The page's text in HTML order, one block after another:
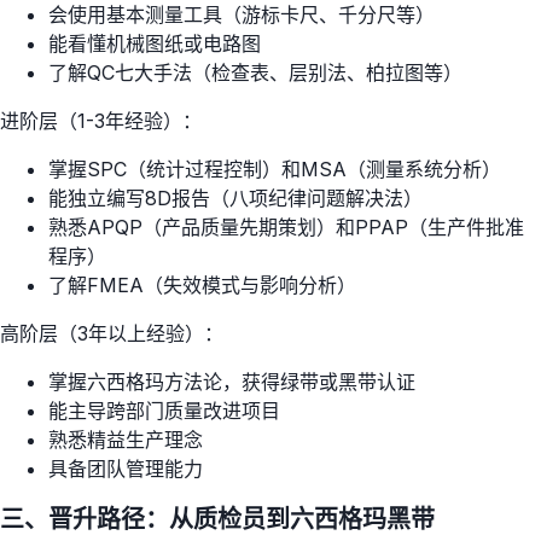
会使用基本测量工具（游标卡尺、千分尺等）
能看懂机械图纸或电路图
了解QC七大手法（检查表、层别法、柏拉图等）
进阶层（1-3年经验）：
掌握SPC（统计过程控制）和MSA（测量系统分析）
能独立编写8D报告（八项纪律问题解决法）
熟悉APQP（产品质量先期策划）和PPAP（生产件批准
程序）
了解FMEA（失效模式与影响分析）
高阶层（3年以上经验）：
掌握六西格玛方法论，获得绿带或黑带认证
能主导跨部门质量改进项目
熟悉精益生产理念
具备团队管理能力
三、晋升路径：从质检员到六西格玛黑带